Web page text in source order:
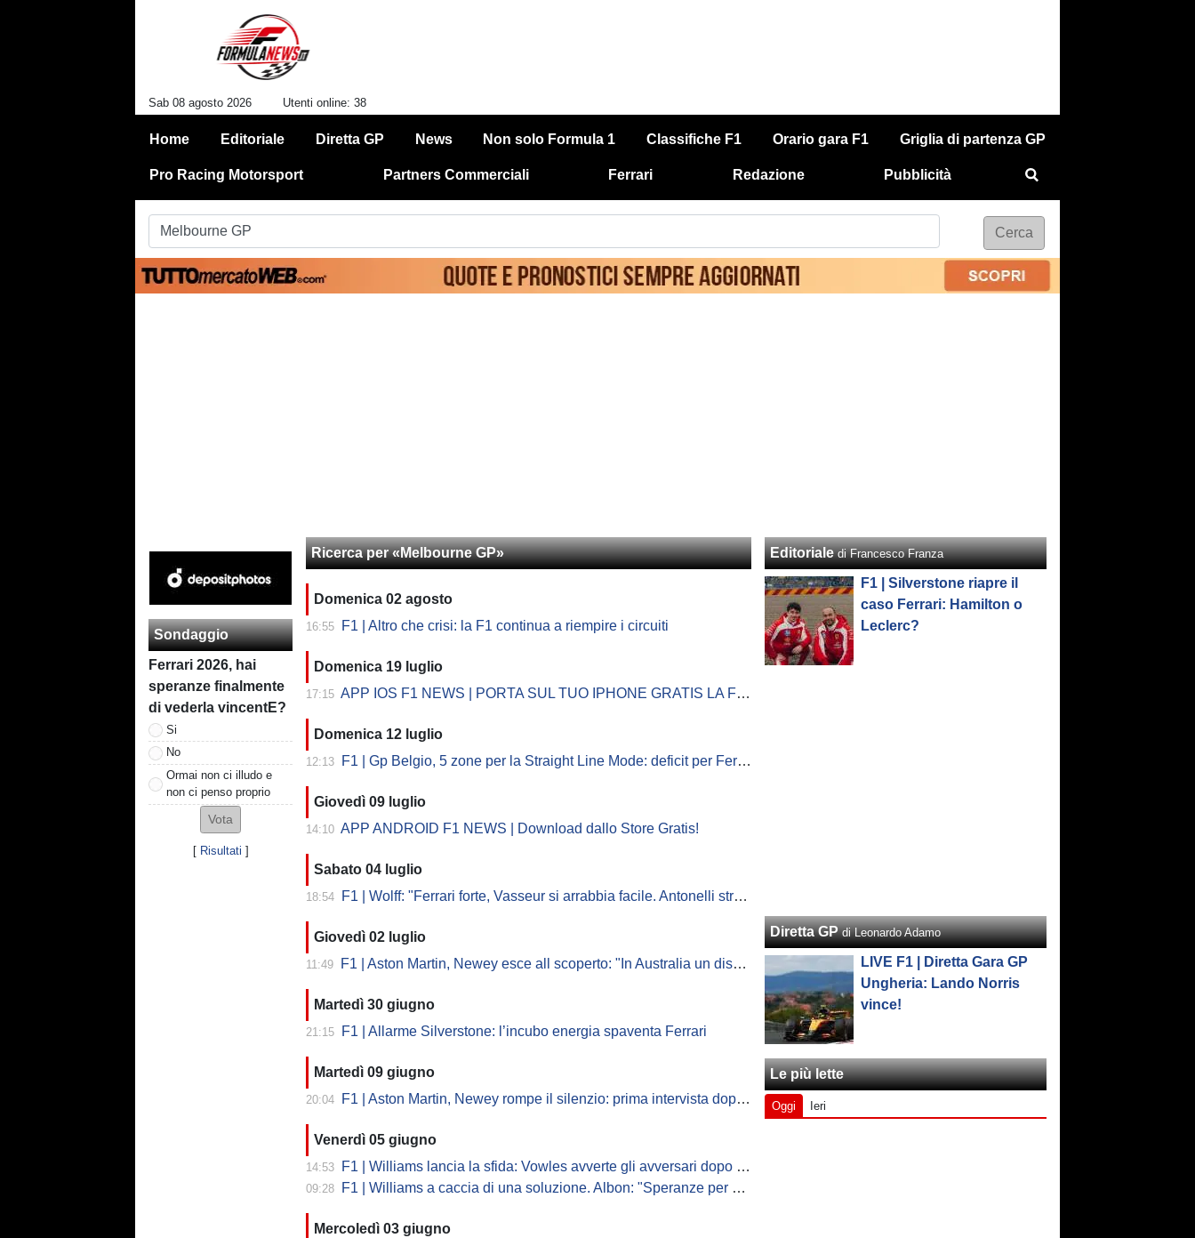
Sab 08 agosto 2026 Utenti online: 38
Home Editoriale Diretta GP News Non solo Formula 1 Classifiche F1 Orario gara F1 Griglia di partenza GP
Pro Racing Motorsport Partners Commerciali Ferrari Redazione Pubblicità
Sondaggio
Ferrari 2026, hai
speranze finalmente
di vederla vincentE?
Si
No
Ormai non ci illudo e
non ci penso proprio
[ Risultati ]
Ricerca per «Melbourne GP»
Domenica 02 agosto
16:55 F1 | Altro che crisi: la F1 continua a riempire i circuiti
Domenica 19 luglio
17:15 APP IOS F1 NEWS | PORTA SUL TUO IPHONE GRATIS LA FORMULA 1!
Domenica 12 luglio
12:13 F1 | Gp Belgio, 5 zone per la Straight Line Mode: deficit per Ferrari?
Giovedì 09 luglio
14:10 APP ANDROID F1 NEWS | Download dallo Store Gratis!
Sabato 04 luglio
18:54 F1 | Wolff: "Ferrari forte, Vasseur si arrabbia facile. Antonelli straordinaria crescita..."
Giovedì 02 luglio
11:49 F1 | Aston Martin, Newey esce all scoperto: "In Australia un disastro"
Martedì 30 giugno
21:15 F1 | Allarme Silverstone: l’incubo energia spaventa Ferrari
Martedì 09 giugno
20:04 F1 | Aston Martin, Newey rompe il silenzio: prima intervista dopo il ritorno in F1
Venerdì 05 giugno
14:53 F1 | Williams lancia la sfida: Vowles avverte gli avversari dopo le FP1
09:28 F1 | Williams a caccia di una soluzione. Albon: "Speranze per Monaco. Entro 2030 i podi"
Mercoledì 03 giugno
Editoriale di Francesco Franza
F1 | Silverstone riapre il
caso Ferrari: Hamilton o
Leclerc?
Diretta GP di Leonardo Adamo
LIVE F1 | Diretta Gara GP
Ungheria: Lando Norris
vince!
Le più lette
Oggi Ieri